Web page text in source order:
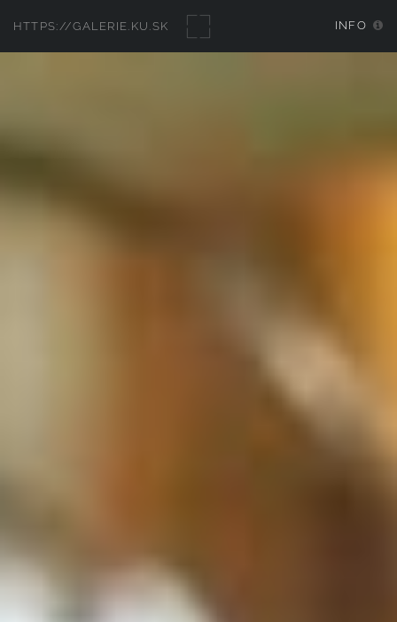
HTTPS://GALERIE.KU.SK INFO